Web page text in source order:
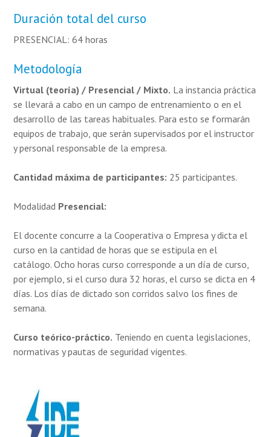
Duración total del curso
PRESENCIAL: 64 horas
Metodología
Virtual (teoría) / Presencial / Mixto. La instancia práctica
se llevará a cabo en un campo de entrenamiento o en el
desarrollo de las tareas habituales. Para esto se formarán
equipos de trabajo, que serán supervisados por el instructor
y personal responsable de la empresa.
Cantidad máxima de participantes: 25 participantes.
Modalidad Presencial:
El docente concurre a la Cooperativa o Empresa y dicta el
curso en la cantidad de horas que se estipula en el
catálogo. Ocho horas curso corresponde a un día de curso,
por ejemplo, si el curso dura 32 horas, el curso se dicta en 4
días. Los días de dictado son corridos salvo los fines de
semana.
Curso teórico-práctico. Teniendo en cuenta legislaciones,
normativas y pautas de seguridad vigentes.